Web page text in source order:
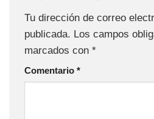
Tu dirección de correo
publicada. Los campos
marcados con *
Comentario *